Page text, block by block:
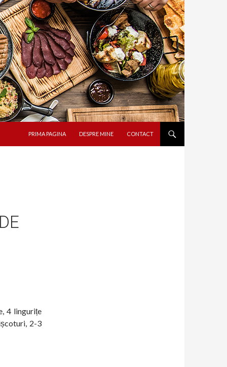
PRIMA PAGINA
DESPRE MINE CONTACT
4 lingurițe
2-3